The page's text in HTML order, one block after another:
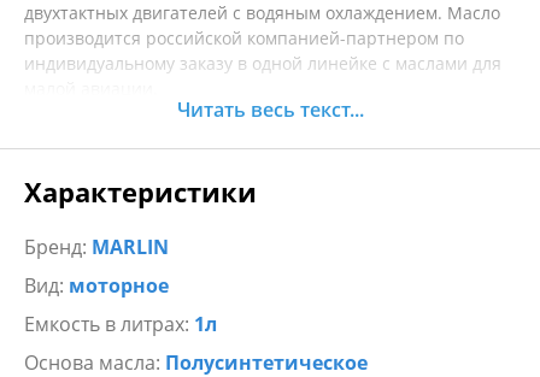
двухтактных двигателей с водяным охлаждением. Масло
производится российской компанией-партнером по
индивидуальному заказу в одной линейке с маслами для
Приготовлено на основе минеральных авиационных,
образование отложений на деталях двигателя,
закоксовывание колец и калильное зажигание. Обладает
высокой термоокислительной стабильностью.
Обеспечивает бездымное горение смеси. Безопасно при
повышении дозировки. Пригодно для использования в
системе раздельной смазки (autolub, automix, mix, и др.)
Читать весь текст...
Характеристики
Бренд: MARLIN
Вид: моторное
Емкость в литрах: 1л
Основа масла: Полусинтетическое